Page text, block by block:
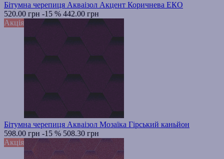
Бітумна черепиця Акваізол Акцент Коричнева ЕКО
520.00 грн -15 % 442.00 грн
Акція
Бітумна черепиця Акваізол Мозаїка Гірський каньйон
598.00 грн -15 % 508.30 грн
Акція